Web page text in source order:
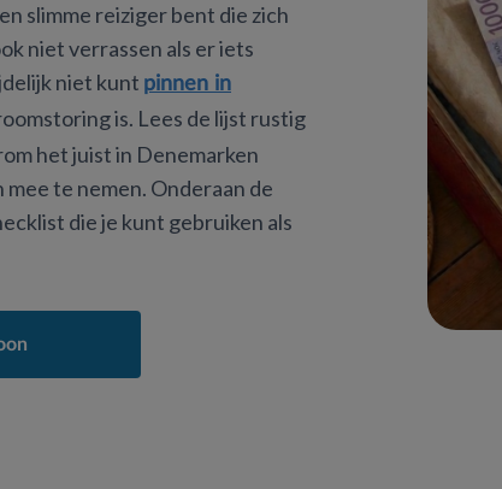
slimme reiziger bent die zich
niet verrassen als er iets
niet kunt pinnen in
is. Lees de lijst rustig
het juist in Denemarken
mee te nemen. Onderaan de
die je kunt gebruiken als